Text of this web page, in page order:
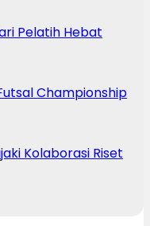
Pelatih Hebat
Championship
Kolaborasi Riset